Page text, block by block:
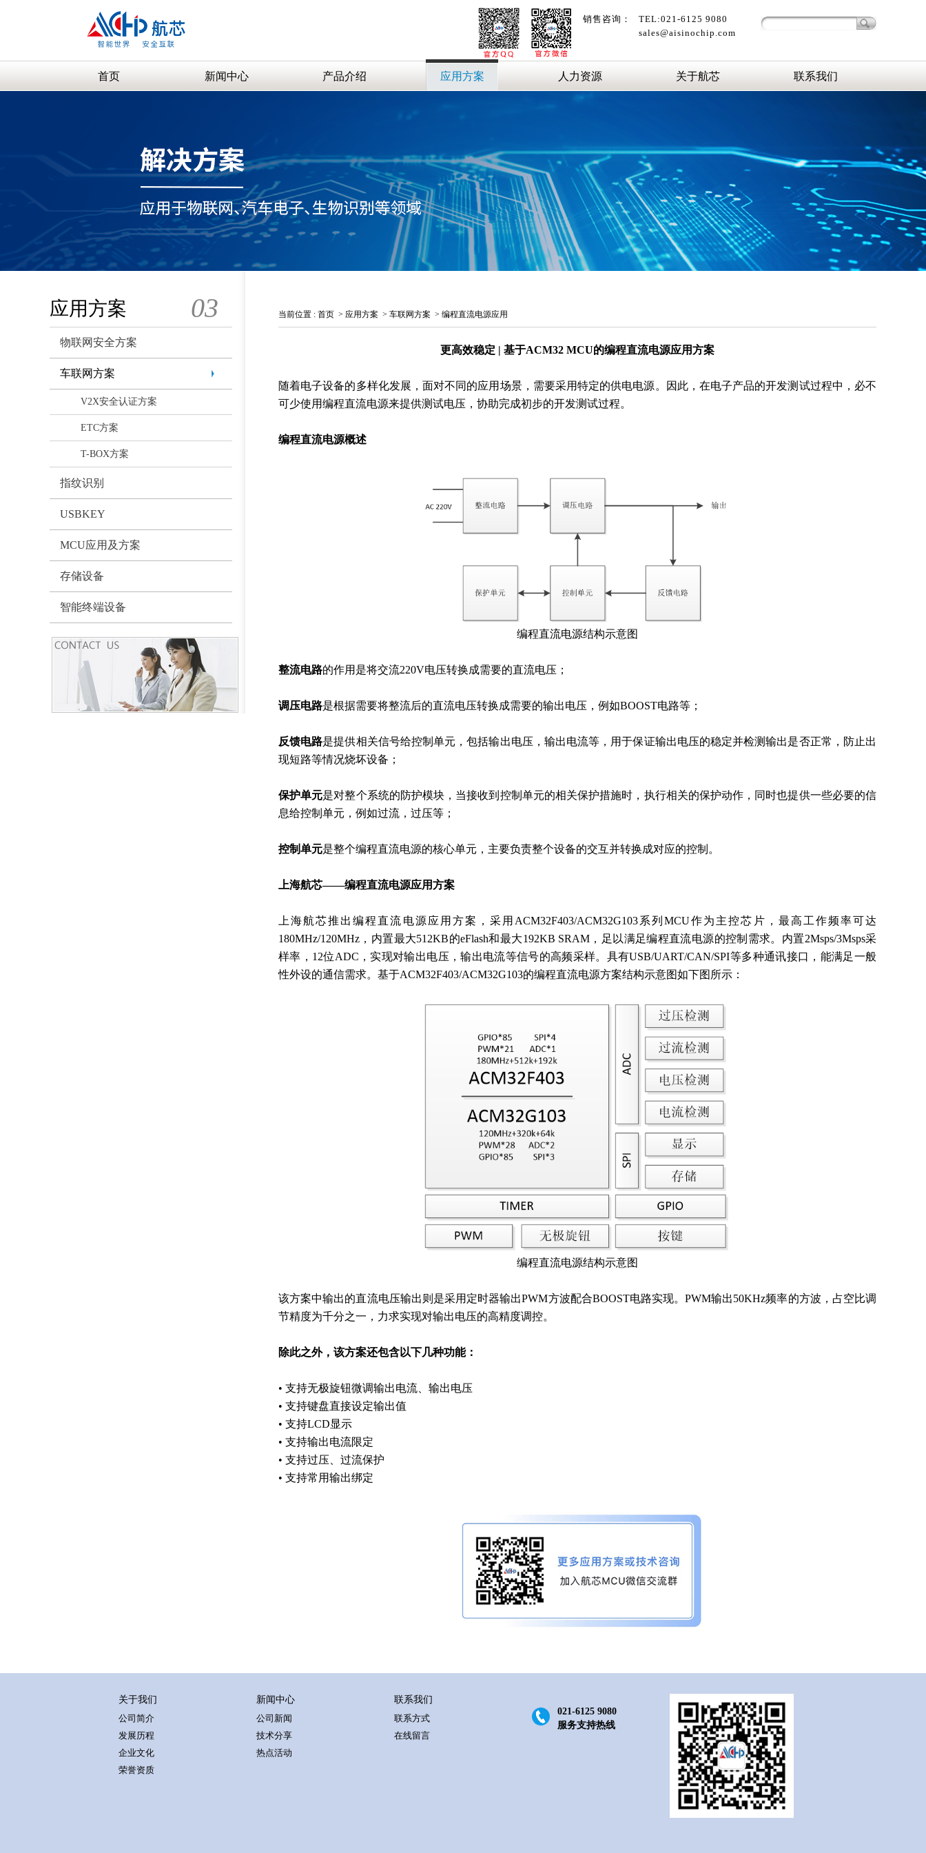
销售咨询：
TEL:021-6125 9080
sales@aisinochip.com
首页 新闻中心 产品介绍 应用方案 人力资源 关于航芯 联系我们
应用方案 03
物联网安全方案
车联网方案
V2X安全认证方案
ETC方案
T-BOX方案
指纹识别
USBKEY
MCU应用及方案
存储设备
智能终端设备
当前位置 : 首页 > 应用方案 > 车联网方案 > 编程直流电源应用
更高效稳定 | 基于ACM32 MCU的编程直流电源应用方案
随着电子设备的多样化发展，面对不同的应用场景，需要采用特定的供电电源。因此，在电子产品的开发测试过程中，必不
可少使用编程直流电源来提供测试电压，协助完成初步的开发测试过程。
编程直流电源概述
编程直流电源结构示意图
整流电路的作用是将交流220V电压转换成需要的直流电压；
调压电路是根据需要将整流后的直流电压转换成需要的输出电压，例如BOOST电路等；
反馈电路是提供相关信号给控制单元，包括输出电压，输出电流等，用于保证输出电压的稳定并检测输出是否正常，防止出
现短路等情况烧坏设备；
保护单元是对整个系统的防护模块，当接收到控制单元的相关保护措施时，执行相关的保护动作，同时也提供一些必要的信
息给控制单元，例如过流，过压等；
控制单元是整个编程直流电源的核心单元，主要负责整个设备的交互并转换成对应的控制。
上海航芯——编程直流电源应用方案
上海航芯推出编程直流电源应用方案，采用ACM32F403/ACM32G103系列MCU作为主控芯片，最高工作频率可达
180MHz/120MHz，内置最大512KB的eFlash和最大192KB SRAM，足以满足编程直流电源的控制需求。内置2Msps/3Msps采
样率，12位ADC，实现对输出电压，输出电流等信号的高频采样。具有USB/UART/CAN/SPI等多种通讯接口，能满足一般
性外设的通信需求。基于ACM32F403/ACM32G103的编程直流电源方案结构示意图如下图所示：
编程直流电源结构示意图
该方案中输出的直流电压输出则是采用定时器输出PWM方波配合BOOST电路实现。PWM输出50KHz频率的方波，占空比调
节精度为千分之一，力求实现对输出电压的高精度调控。
除此之外，该方案还包含以下几种功能：
• 支持无极旋钮微调输出电流、输出电压
• 支持键盘直接设定输出值
• 支持LCD显示
• 支持输出电流限定
• 支持过压、过流保护
• 支持常用输出绑定
关于我们
公司简介
发展历程
企业文化
荣誉资质
新闻中心
公司新闻
技术分享
热点活动
联系我们
联系方式
在线留言
021-6125 9080
服务支持热线